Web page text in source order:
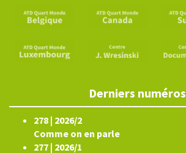
Derniers numéros
278 | 2026/2
Comme on en parle
277 | 2026/1